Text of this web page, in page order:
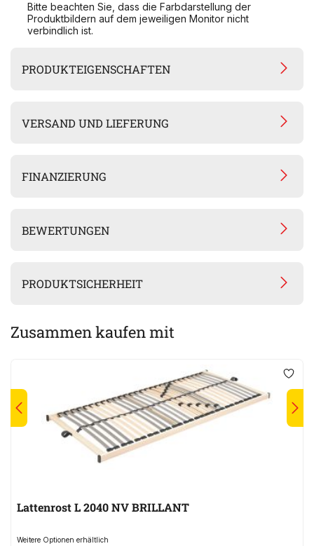
Bitte beachten Sie, dass die Farbdarstellung der
Produktbildern auf dem jeweiligen Monitor nicht
verbindlich ist.
PRODUKTEIGENSCHAFTEN
VERSAND UND LIEFERUNG
FINANZIERUNG
BEWERTUNGEN
PRODUKTSICHERHEIT
Zusammen kaufen mit
Lattenrost L 2040 NV BRILLANT
Weitere Optionen erhältlich